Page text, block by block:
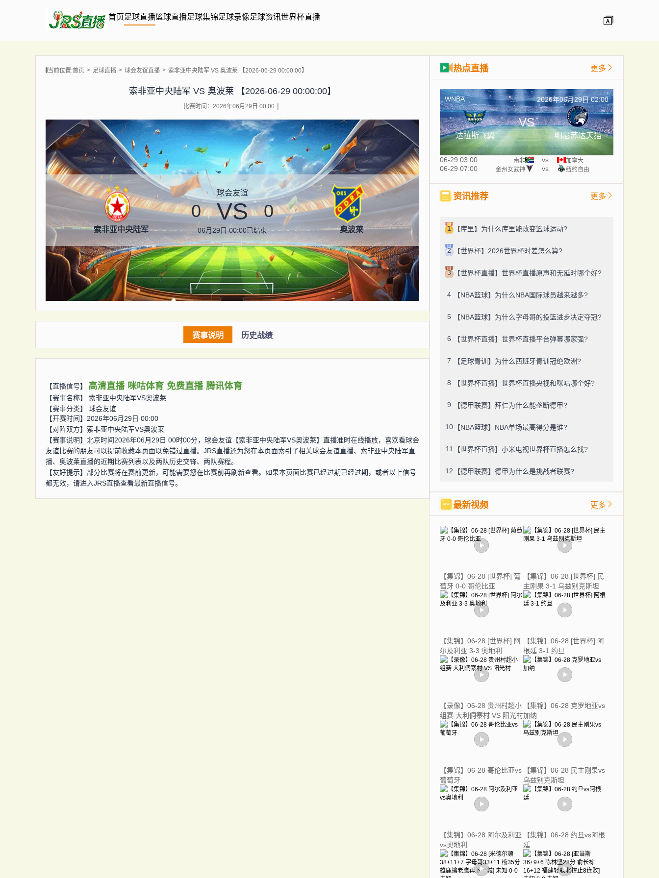
首页足球直播篮球直播足球集锦足球录像足球资讯世界杯直播
当前位置:首页 足球直播 球会友谊直播 索非亚中央陆军 VS 奥波莱 【2026-06-29 00:00:00】
索非亚中央陆军 VS 奥波莱 【2026-06-29 00:00:00】
比赛时间：2026年06月29日 00:00
索非亚中央陆军
球会友谊
0 VS 0
06月29日 00:00已结束 奥波莱
赛事说明 历史战绩
【直播信号】 高清直播 咪咕体育 免费直播 腾讯体育
【赛事名称】 索非亚中央陆军VS奥波莱
【赛事分类】 球会友谊
【开赛时间】2026年06月29日 00:00
【对阵双方】 索非亚中央陆军VS奥波莱
【赛事说明】北京时间2026年06月29日 00时00分，球会友谊【索非亚中央陆军VS奥波莱】直播准时在线播放，喜欢看球会
友谊比赛的朋友可以提前收藏本页面以免错过直播。JRS直播还为您在本页面索引了相关球会友谊直播、索非亚中央陆军直
播、奥波莱直播的近期比赛列表以及两队历史交锋、两队赛程。
【友好提示】部分比赛将在赛前更新，可能需要您在比赛前再刷新查看。如果本页面比赛已经过期已经过期，或者以上信号
都无效，请进入JRS直播查看最新直播信号。
热点直播 更多
WNBA 2026年06月29日 02:00
达拉斯飞翼
VS
明尼苏达天猫
06-29 03:00 南非 vs 加拿大
06-29 07:00 金州女武神 vs 纽约自由
资讯推荐 更多
1 【库里】为什么库里能改变篮球运动?
2 【世界杯】2026世界杯时差怎么算?
3 【世界杯直播】世界杯直播原声和无延时哪个好?
4 【NBA篮球】为什么NBA国际球员越来越多?
5 【NBA篮球】为什么字母哥的投篮进步决定夺冠?
6 【世界杯直播】世界杯直播平台弹幕哪家强?
7 【足球青训】为什么西班牙青训冠绝欧洲?
8 【世界杯直播】世界杯直播央视和咪咕哪个好?
9 【德甲联赛】拜仁为什么能垄断德甲?
10 【NBA篮球】NBA单场最高得分是谁?
11 【世界杯直播】小米电视世界杯直播怎么找?
12 【德甲联赛】德甲为什么是挑战者联赛?
最新视频 更多
【集锦】06-28 [世界杯] 葡
萄牙 0-0 哥伦比亚
【集锦】06-28 [世界杯] 民
主刚果 3-1 乌兹别克斯坦
【集锦】06-28 [世界杯] 阿
尔及利亚 3-3 奥地利
【集锦】06-28 [世界杯] 阿
根廷 3-1 约旦
【录像】06-28 贵州村超小
组赛 大利侗寨村 VS 阳光村
【集锦】06-28 克罗地亚vs
加纳
【集锦】06-28 哥伦比亚vs
葡萄牙
【集锦】06-28 民主刚果vs
乌兹别克斯坦
【集锦】06-28 阿尔及利亚
vs奥地利
【集锦】06-28 约旦vs阿根
廷